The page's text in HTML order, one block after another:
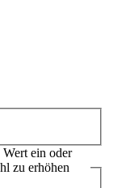
ein oder
zu erhöhen